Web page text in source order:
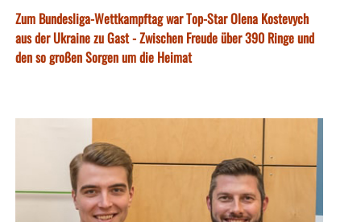
Zum Bundesliga-Wettkampftag war Top-Star Olena Kostevych
aus der Ukraine zu Gast - Zwischen Freude über 390 Ringe und
den so großen Sorgen um die Heimat